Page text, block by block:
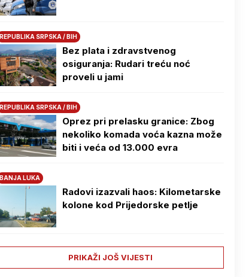
REPUBLIKA SRPSKA / BIH
Bez plata i zdravstvenog
osiguranja: Rudari treću noć
proveli u jami
REPUBLIKA SRPSKA / BIH
Oprez pri prelasku granice: Zbog
nekoliko komada voća kazna može
biti i veća od 13.000 evra
BANJA LUKA
Radovi izazvali haos: Kilometarske
kolone kod Prijedorske petlje
PRIKAŽI JOŠ VIJESTI